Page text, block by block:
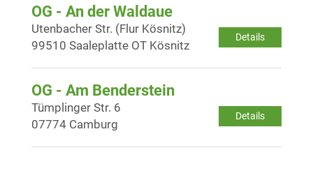
OG - An der Waldaue
Details
Utenbacher Str. (Flur Kösnitz)
99510 Saaleplatte OT Kösnitz
OG - Am Benderstein
Details
Tümplinger Str. 6
07774 Camburg